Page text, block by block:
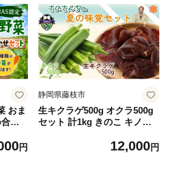
おま
わ
ねぎ円
静岡県藤枝市
生キクラゲ500g オクラ500g
セット 計1kg きのこ キノコ
菜 生きくらげ やさい さのさ
12,000円